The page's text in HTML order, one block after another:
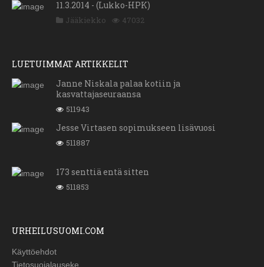
11.3.2014 - (Lukko-HPK)
Jääkiekko 47032
LUETUIMMAT ARTIKKELIT
Janne Niskala palaa kotiin ja
kasvattajaseuraansa
511943
Jesse Virtasen sopimukseen lisävuosi
511887
173 senttiä entä sitten
511853
URHEILUSUOMI.COM
Käyttöehdot
Tietosuojalauseke